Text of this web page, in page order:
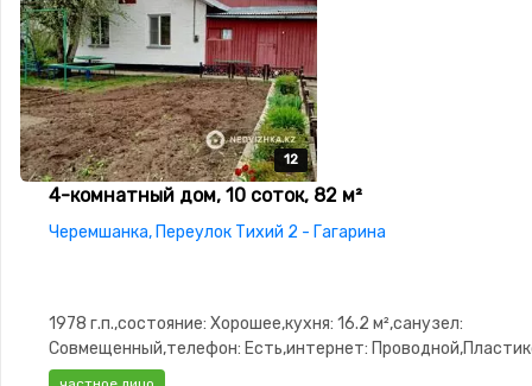
12
12
12
12
12
4-комнатный дом, 10 соток, 82 м²
Черемшанка, Переулок Тихий 2 - Гагарина
1978 г.п.,состояние: Хорошее,кухня: 16.2 м²,санузел:
Совмещенный,телефон: Есть,интернет:
окна,Баня,Сауна,Гараж,Хозпостройки,Мангальная